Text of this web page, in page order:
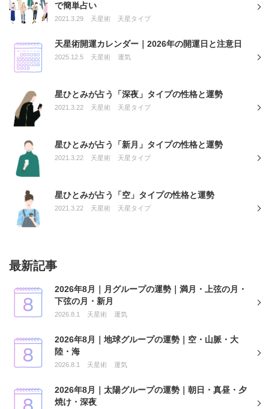
で簡単占い
2021.3.29 天星術 天星タイプ
天星術開運カレンダー｜2026年の開運日と注意日
2025.12.5 天星術 運気
星ひとみが占う「深夜」タイプの性格と運勢
2021.3.22 天星術 天星タイプ
星ひとみが占う「新月」タイプの性格と運勢
2021.3.22 天星術 天星タイプ
星ひとみが占う「空」タイプの性格と運勢
2021.3.22 天星術 天星タイプ
最新記事
2026年8月｜月グループの運勢｜満月・上弦の月・
下弦の月・新月
2026.8.1 天星術 運気
2026年8月｜地球グループの運勢｜空・山脈・大
陸・海
2026.8.1 天星術 運気
2026年8月｜太陽グループの運勢｜朝日・真昼・夕
焼け・深夜